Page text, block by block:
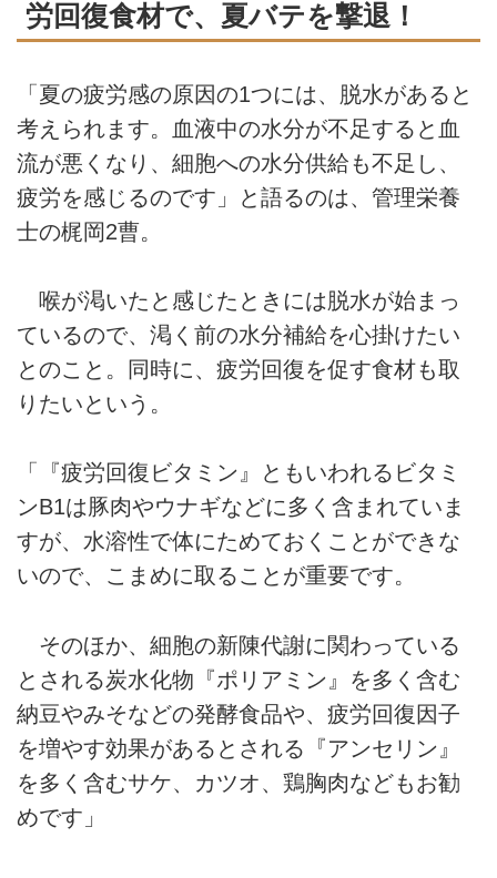
労回復食材で、夏バテを撃退！
「夏の疲労感の原因の1つには、脱水があると
考えられます。血液中の水分が不足すると血
流が悪くなり、細胞への水分供給も不足し、
疲労を感じるのです」と語るのは、管理栄養
士の梶岡2曹。
喉が渇いたと感じたときには脱水が始まっ
ているので、渇く前の水分補給を心掛けたい
とのこと。同時に、疲労回復を促す食材も取
りたいという。
「『疲労回復ビタミン』ともいわれるビタミ
ンB1は豚肉やウナギなどに多く含まれていま
すが、水溶性で体にためておくことができな
いので、こまめに取ることが重要です。
そのほか、細胞の新陳代謝に関わっている
とされる炭水化物『ポリアミン』を多く含む
納豆やみそなどの発酵食品や、疲労回復因子
を増やす効果があるとされる『アンセリン』
を多く含むサケ、カツオ、鶏胸肉などもお勧
めです」